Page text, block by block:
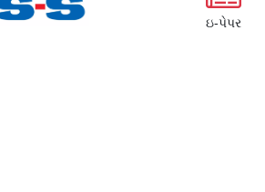
ઇ-પેપર